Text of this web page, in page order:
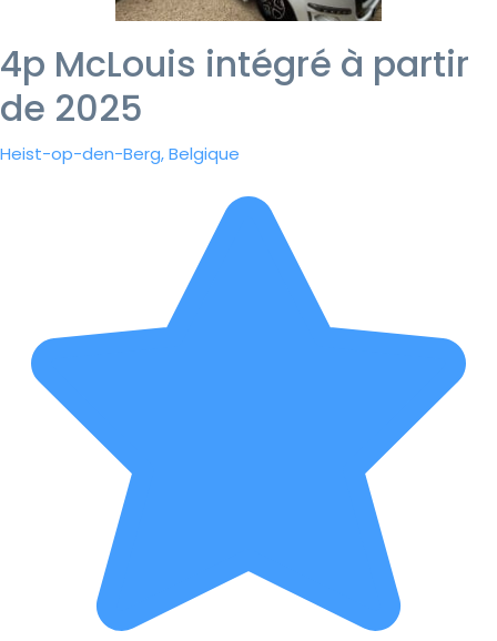
4p McLouis intégré à partir
de 2025
Heist-op-den-Berg, Belgique